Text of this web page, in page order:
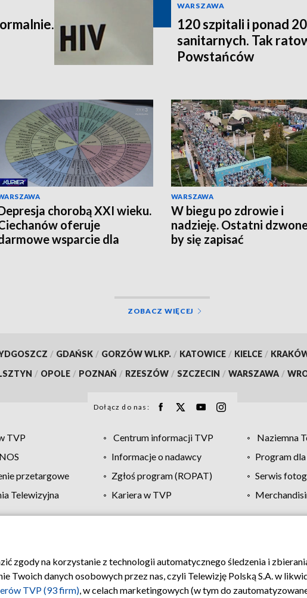
WARSZAWA
120 szpitali i ponad
sanitarnych. Tak
Powstańców
chorobą XXI wieku.
oferuje
wsparcie dla
WARSZAWA
W biegu po zdrowie i
nadzieję. Ostatni
by się zapisać
ZOBACZ WIĘCEJ
/ GDAŃSK / GORZÓW WLKP. / KATOWICE / KIELCE /
/ OPOLE / POZNAŃ / RZESZÓW / SZCZECIN / WARSZAWA /
Dołącz do nas:
TVP Centrum informacji TVP Naziemna
Informacje o nadawcy
Program
przetargowe Zgłoś program (ROPAT)
Serwis
Telewizyjna Kariera w TVP
Polityka prywatności Moje zgody Pomoc Biuro
zgody na korzystanie z technologii automatycznego śledzenia i
Twoich danych osobowych przez nas, czyli Telewizję Polską S.A. w
TVP (93 firm), w celach marketingowych (w tym do